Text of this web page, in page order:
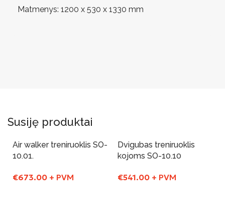
Matmenys: 1200 x 530 x 1330 mm
Susiję produktai
Air walker treniruoklis SO-
10.01.
€673.00 + PVM
Dvigubas treniruoklis
kojoms SO-10.10
€541.00 + PVM